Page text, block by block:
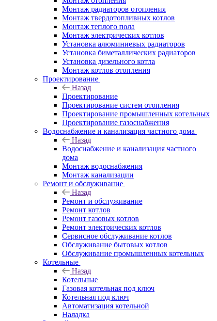
Монтаж радиаторов отопления
Монтаж твердотопливных котлов
Монтаж теплого пола
Монтаж электрических котлов
Установка алюминиевых радиаторов
Установка биметаллических радиаторов
Установка дизельного котла
Монтаж котлов отопления
Проектирование
Назад
Проектирование
Проектирование систем отопления
Проектирование промышленных котельных
Проектирование газоснабжения
Водоснабжение и канализация частного дома
Назад
Водоснабжение и канализация частного
дома
Монтаж водоснабжения
Монтаж канализации
Ремонт и обслуживание
Назад
Ремонт и обслуживание
Ремонт котлов
Ремонт газовых котлов
Ремонт электрических котлов
Сервисное обслуживание котлов
Обслуживание бытовых котлов
Обслуживание промышленных котельных
Котельные
Назад
Котельные
Газовая котельная под ключ
Котельная под ключ
Автоматизация котельной
Наладка